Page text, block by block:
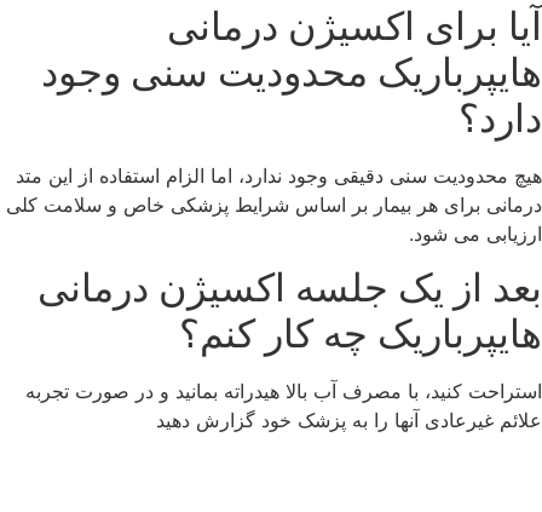
آیا برای اکسیژن درمانی
هایپرباریک محدودیت سنی وجود
دارد؟
هیچ محدودیت سنی دقیقی وجود ندارد، اما الزام استفاده از این متد
درمانی برای هر بیمار بر اساس شرایط پزشکی خاص و سلامت کلی
ارزیابی می شود.
بعد از یک جلسه اکسیژن درمانی
هایپرباریک چه کار کنم؟
استراحت کنید، با مصرف آب بالا هیدراته بمانید و در صورت تجربه
علائم غیرعادی آنها را به پزشک خود گزارش دهید